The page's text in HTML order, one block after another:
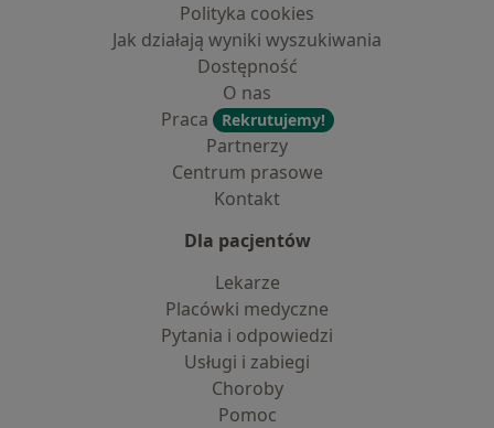
Polityka cookies
Jak działają wyniki wyszukiwania
Dostępność
O nas
Praca
Rekrutujemy!
Partnerzy
Centrum prasowe
Kontakt
Dla pacjentów
Lekarze
Placówki medyczne
Pytania i odpowiedzi
Usługi i zabiegi
Choroby
Pomoc